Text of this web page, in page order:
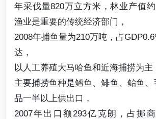
年采伐量820万立方米，林业产值约
渔业是重要的传统经济部门，
2008年捕鱼量为210万吨，占
达，
以人工养殖大马哈鱼和近海捕捞为主
主要捕捞鱼种是鳕鱼、鲱鱼、鲐鱼
品一半以上供出口，
2007年出口额293亿克朗，占挪